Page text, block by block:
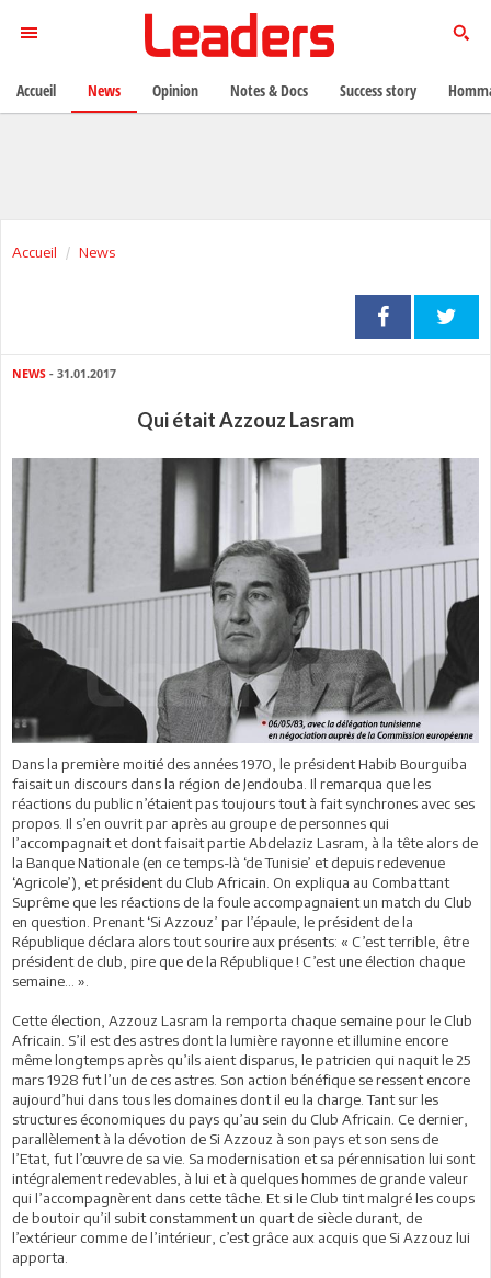
Accueil News
NEWS - 31.01.2017
Qui était Azzouz Lasram
Dans la première moitié des années 1970, le président Habib Bourguiba
faisait un discours dans la région de Jendouba. Il remarqua que les
réactions du public n’étaient pas toujours tout à fait synchrones avec ses
propos. Il s’en ouvrit par après au groupe de personnes qui
l’accompagnait et dont faisait partie Abdelaziz Lasram, à la tête alors de
la Banque Nationale (en ce temps-là ‘de Tunisie’ et depuis redevenue
‘Agricole’), et président du Club Africain. On expliqua au Combattant
Suprême que les réactions de la foule accompagnaient un match du Club
en question. Prenant ‘Si Azzouz’ par l’épaule, le président de la
République déclara alors tout sourire aux présents: « C’est terrible, être
président de club, pire que de la République ! C’est une élection chaque
semaine… ».
Cette élection, Azzouz Lasram la remporta chaque semaine pour le Club
Africain. S’il est des astres dont la lumière rayonne et illumine encore
même longtemps après qu’ils aient disparus, le patricien qui naquit le 25
mars 1928 fut l’un de ces astres. Son action bénéfique se ressent encore
aujourd’hui dans tous les domaines dont il eu la charge. Tant sur les
structures économiques du pays qu’au sein du Club Africain. Ce dernier,
parallèlement à la dévotion de Si Azzouz à son pays et son sens de
l’Etat, fut l’œuvre de sa vie. Sa modernisation et sa pérennisation lui sont
intégralement redevables, à lui et à quelques hommes de grande valeur
qui l’accompagnèrent dans cette tâche. Et si le Club tint malgré les coups
de boutoir qu’il subit constamment un quart de siècle durant, de
l’extérieur comme de l’intérieur, c’est grâce aux acquis que Si Azzouz lui
apporta.
Accueil News Opinion Notes & Docs Success story